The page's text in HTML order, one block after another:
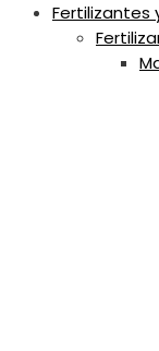
Fertilizantes